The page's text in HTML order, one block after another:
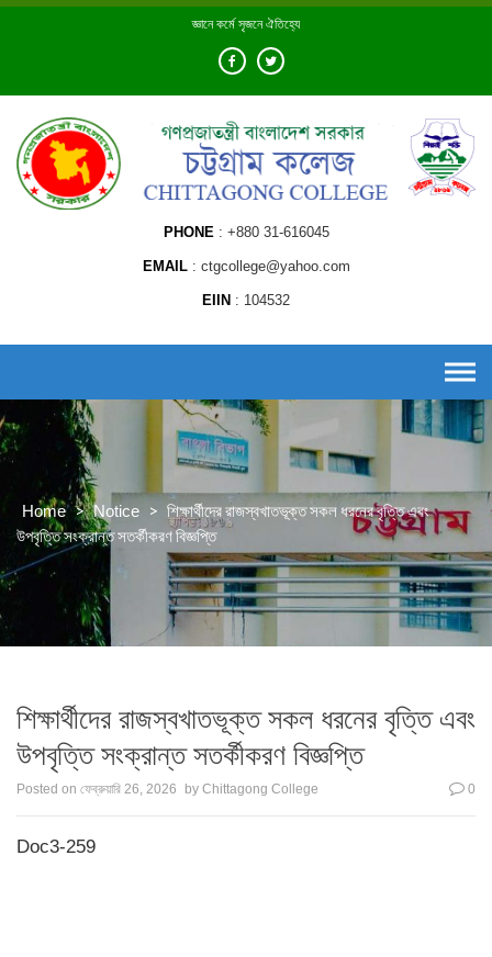
Skip
জ্ঞানে কর্মে সৃজনে ঐতিহ্যে
PHONE +880 31-616045
EMAIL ctgcollege@yahoo.com
EIIN 104532
Home > Notice > শিক্ষার্থীদের রাজস্বখাতভূক্ত সকল ধরনের বৃত্তি এবং
উপবৃত্তি সংক্রান্ত সতর্কীকরণ বিজ্ঞপ্তি
শিক্ষার্থীদের রাজস্বখাতভূক্ত সকল ধরনের বৃত্তি এবং
উপবৃত্তি সংক্রান্ত সতর্কীকরণ বিজ্ঞপ্তি
Posted on ফেব্রুয়ারি 26, 2026 by Chittagong College 0
Doc3-259